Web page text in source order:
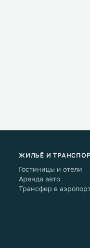
ЖИЛЬЁ И
Гостиницы и отели
Аренда авто
Трансфер в